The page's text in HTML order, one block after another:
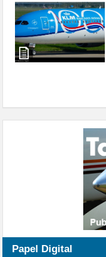
Papel Digital